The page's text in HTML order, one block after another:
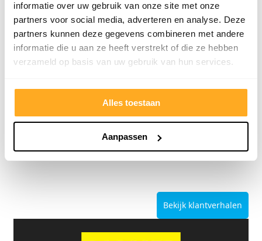
informatie over uw gebruik van onze site met onze
partners voor social media, adverteren en analyse. Deze
partners kunnen deze gegevens combineren met andere
informatie die u aan ze heeft verstrekt of die ze hebben
verzameld op basis van uw gebruik van hun services.
Alles toestaan
Aanpassen
9/10 5272 reviews
4.8/5 24.553 reviews
Bekijk klantverhalen